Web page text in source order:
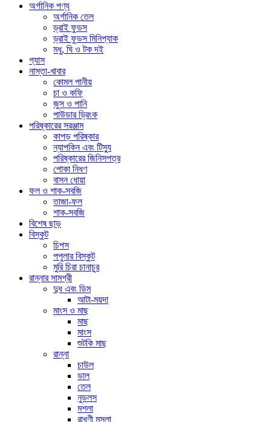
অর্গানিক পণ্য
অর্গানিক তেল
ড্রাই ফুডস
ড্রাই ফুডস মিনিপ্যাক
মধু, ঘি ও টক দই
গ্যাস
নাস্তা-খাবার
কোমল পানীয়
চা ও কফি
জুস ও পানি
পাউডার ড্রিংক
পরিষ্কারের সরঞ্জাম
কাপড় পরিষ্কার
ন্যাপকিন এবং টিস্যু
পরিষ্কারের জিনিসপত্র
পোকা নিধণ
বাসন ধোয়া
ফল ও শাক-সবজি
তাজা-ফল
শাক-সবজি
বিশেষ ছাড়
বিস্কুট
চিপস
পপুলার বিস্কুট
মুরি চিরা চানাচুর
রান্নার সামগ্রী
দুধ এবং ডিম
আটা-ময়দা
মাংস ও মাছ
মাছ
মাংস
শুটকি মাছ
রান্না
চাউল
ডাল
তেল
নুডলস
মশলা
রাধুণী মসলা